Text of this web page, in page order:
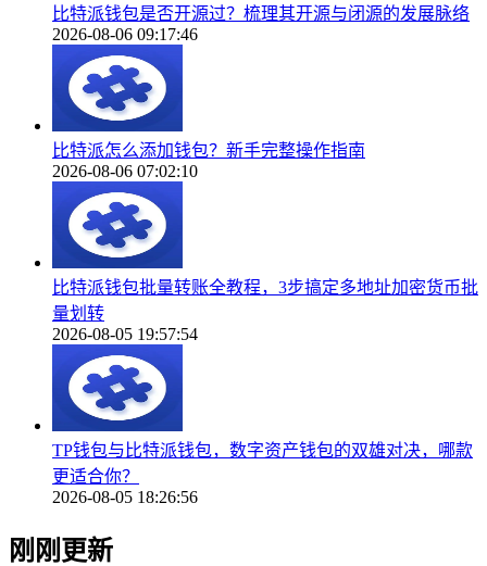
比特派钱包是否开源过？梳理其开源与闭源的发展脉络
2026-08-06 09:17:46
比特派怎么添加钱包？新手完整操作指南
2026-08-06 07:02:10
比特派钱包批量转账全教程，3步搞定多地址加密货币批
量划转
2026-08-05 19:57:54
TP钱包与比特派钱包，数字资产钱包的双雄对决，哪款
更适合你？
2026-08-05 18:26:56
刚刚更新